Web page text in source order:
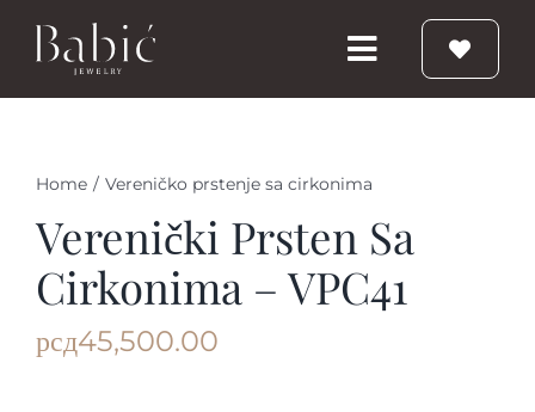
Toggle
Navigation
Prstenje
Home / Vereničko prstenje sa cirkonima
Verenički Prsten Sa
Cirkonima – VPC41
рсд45,500.00